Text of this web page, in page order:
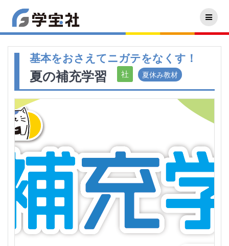
基本をおさえてニガテをなくす！
夏の補充学習 夏休み教材